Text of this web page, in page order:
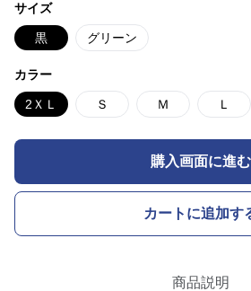
サイズ
黒 グリーン
カラー
2ＸＬ Ｓ Ｍ Ｌ
購入画面に進む
カートに追加す
商品説明